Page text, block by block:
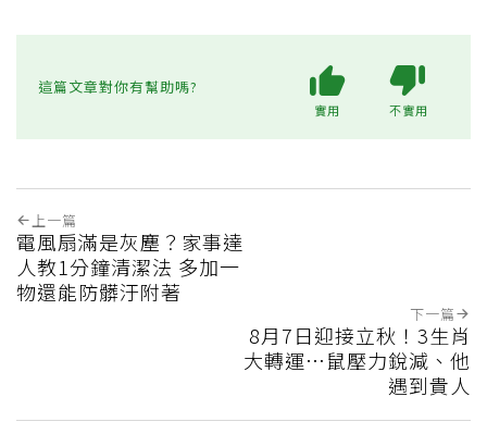
這篇文章對你有幫助嗎?
實用 不實用
上一篇
電風扇滿是灰塵？家事達
人教1分鐘清潔法 多加一
物還能防髒汙附著
下一篇
8月7日迎接立秋！3生肖
大轉運…鼠壓力銳減、他
遇到貴人